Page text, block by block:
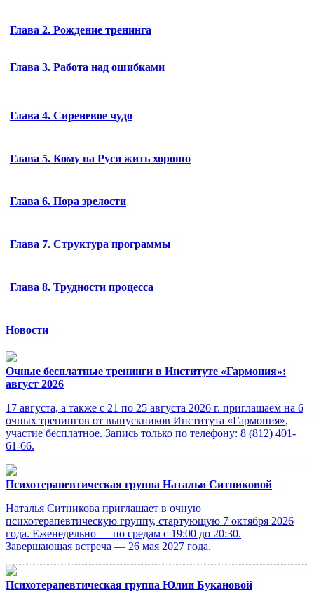
Глава 2. Рождение тренинга
Глава 3. Работа над ошибками
Глава 4. Сиреневое чудо
Глава 5. Кому на Руси жить хорошо
Глава 6. Пора зрелости
Глава 7. Структура программы
Глава 8. Трудности процесса
Новости
Очные бесплатные тренинги в Институте «Гармония»:
август 2026
17 августа, а также с 21 по 25 августа 2026 г. приглашаем на 6
очных тренингов от выпускников Института «Гармония»,
участие бесплатное. Запись только по телефону: 8 (812) 401-
61-66.
Психотерапевтическая группа Натальи Ситниковой
Наталья Ситникова приглашает в очную
психотерапевтическую группу, стартующую 7 октября 2026
года. Еженедельно — по средам с 19:00 до 20:30.
Завершающая встреча — 26 мая 2027 года.
Психотерапевтическая группа Юлии Букановой